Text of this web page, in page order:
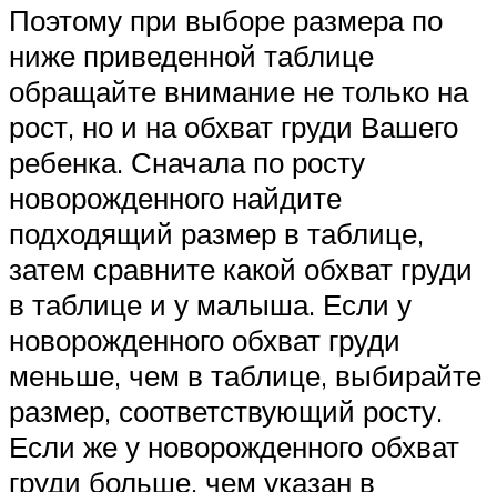
Поэтому при выборе размера по
ниже приведенной таблице
обращайте внимание не только на
рост, но и на обхват груди Вашего
ребенка. Сначала по росту
новорожденного найдите
подходящий размер в таблице,
затем сравните какой обхват груди
в таблице и у малыша. Если у
новорожденного обхват груди
меньше, чем в таблице, выбирайте
размер, соответствующий росту.
Если же у новорожденного обхват
груди больше, чем указан в